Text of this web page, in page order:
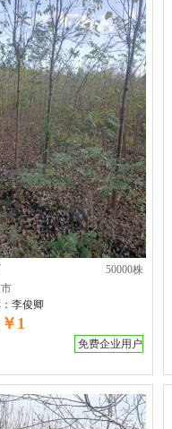
50000株
李俊卿
￥1
免费企业用户